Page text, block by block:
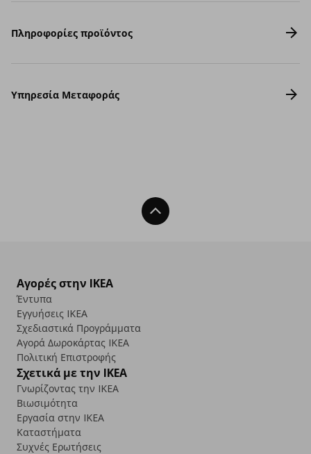
Πληροφορίες προϊόντος
Υπηρεσία Μεταφοράς
Back To Top
Αγορές στην IKEA
Έντυπα
Εγγυήσεις IKEA
Σχεδιαστικά Προγράμματα
Αγορά Δωρoκάρτας IKEA
Πολιτική Επιστροφής
Σχετικά με την IKEA
Γνωρίζοντας την IKEA
Βιωσιμότητα
Εργασία στην IKEA
Καταστήματα
Συχνές Ερωτήσεις